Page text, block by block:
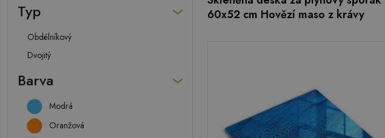
Typ
Obdélníkový
Dvojitý
Barva
Modrá
Oranžová
60x52 cm Hovězí maso z krávy